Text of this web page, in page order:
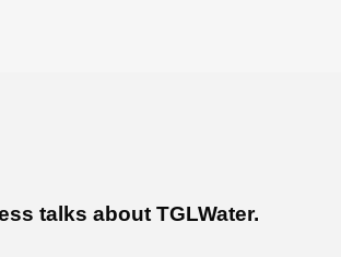
talks about TGLWater.